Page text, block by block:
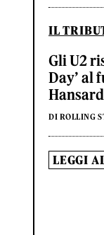
IL
Gli U2
Day’ al
Hansard
DI ROLLING
LEGGI